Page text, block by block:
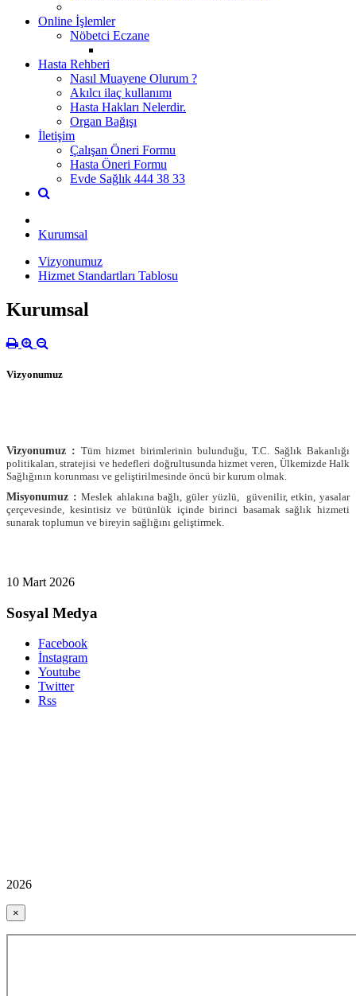
Online İşlemler
Nöbetci Eczane
Hasta Rehberi
Nasıl Muayene Olurum ?
Akılcı ilaç kullanımı
Hasta Hakları Nelerdir.
Organ Bağışı
İletişim
Çalışan Öneri Formu
Hasta Öneri Formu
Evde Sağlık 444 38 33
Kurumsal
Vizyonumuz
Hizmet Standartları Tablosu
Kurumsal
Vizyonumuz
Vizyonumuz :Tüm hizmet birimlerinin bulunduğu, T.C. Sağlık Bakanlığı
politikaları, stratejisi ve hedefleri doğrultusunda hizmet veren, Ülkemizde Halk
Sağlığının korunması ve geliştirilmesinde öncü bir kurum olmak.
Misyonumuz :Meslek ahlakına bağlı, güler yüzlü, güvenilir, etkin, yasalar
çerçevesinde, kesintisiz ve bütünlük içinde birinci basamak sağlık hizmeti
sunarak toplumun ve bireyin sağlığını geliştirmek.
10 Mart 2026
Sosyal Medya
Facebook
İnstagram
Youtube
Twitter
Rss
2026
×